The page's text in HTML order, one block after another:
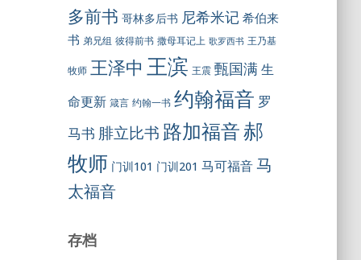
多前书 哥林多后书 尼希米记 希伯来
书 弟兄组 彼得前书 撒母耳记上 歌罗西书 王乃基
牧师 王泽中 王滨 王震 甄国满 生
命更新 箴言 约翰一书 约翰福音 罗
马书 腓立比书 路加福音郝
牧师 门训101 门训201 马可福音 马
太福音
存档